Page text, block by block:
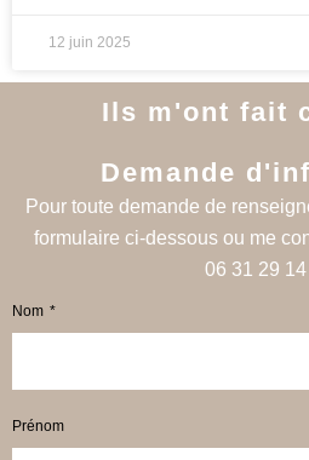
12 juin 2025
Ils m'ont fait
Demande
Pour toute demande de
formulaire ci-dessous ou me
06 31 29 14
Nom
Prénom